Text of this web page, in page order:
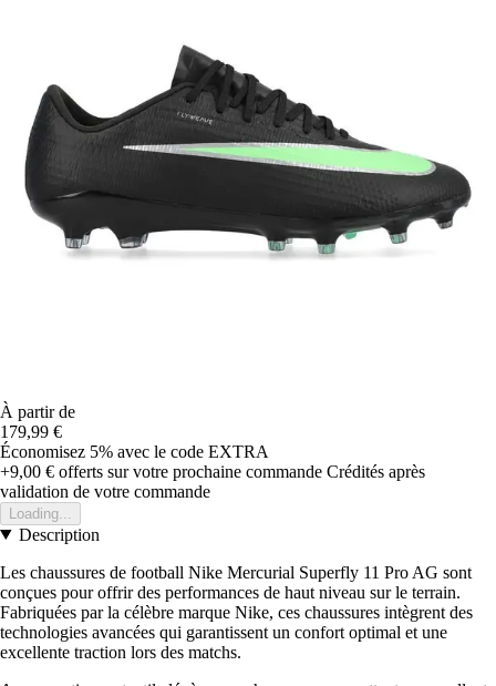
À partir de
179,99 €
Économisez 5% avec le code EXTRA
+9,00 € offerts sur votre prochaine commande Crédités après
validation de votre commande
Loading...
Description
Les chaussures de football Nike Mercurial Superfly 11 Pro AG sont
conçues pour offrir des performances de haut niveau sur le terrain.
Fabriquées par la célèbre marque Nike, ces chaussures intègrent des
technologies avancées qui garantissent un confort optimal et une
excellente traction lors des matchs.